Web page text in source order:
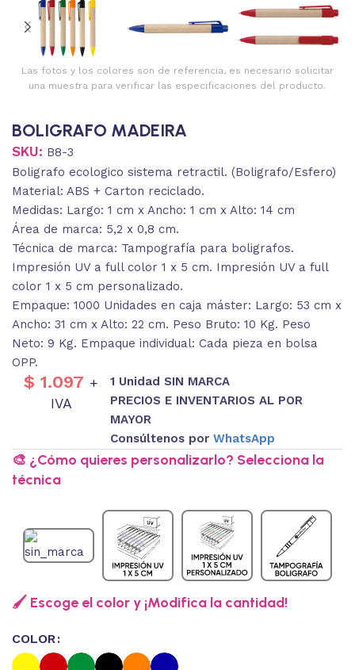
Las fotos y los colores son de referencia, es necesario solicitar
una muestra para verificar las especificaciones del producto.
BOLIGRAFO MADEIRA
SKU: B8-3
Boligrafo ecologico sistema retractil. (Boligrafo/Esfero)
Material: ABS + Carton reciclado.
Medidas: Largo: 1 cm x Ancho: 1 cm x Alto: 14 cm
Área de marca: 5,2 x 0,8 cm.
Técnica de marca: Tampografía para boligrafos.
Impresión UV a full color 1 x 5 cm. Impresión UV a full
color 1 x 5 cm personalizado.
Empaque: 1000 Unidades en caja máster: Largo: 53 cm x
Ancho: 31 cm x Alto: 22 cm. Peso Bruto: 10 Kg. Peso
Neto: 9 Kg. Empaque individual: Cada pieza en bolsa
OPP.
$ 1.097 +
IVA
1 Unidad SIN MARCA
PRECIOS E INVENTARIOS AL POR
MAYOR
Consúltenos porWhatsApp
🎨 ¿Cómo quieres personalizarlo? Selecciona la
técnica
🖌️ Escoge el color y ¡Modifica la cantidad!
COLOR